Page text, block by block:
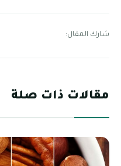
شارك المقال:
مقالات ذات صلة